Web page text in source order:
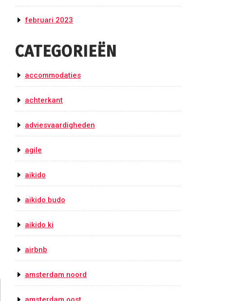
februari 2023
CATEGORIEËN
accommodaties
achterkant
adviesvaardigheden
agile
aikido
aikido budo
aikido ki
airbnb
amsterdam noord